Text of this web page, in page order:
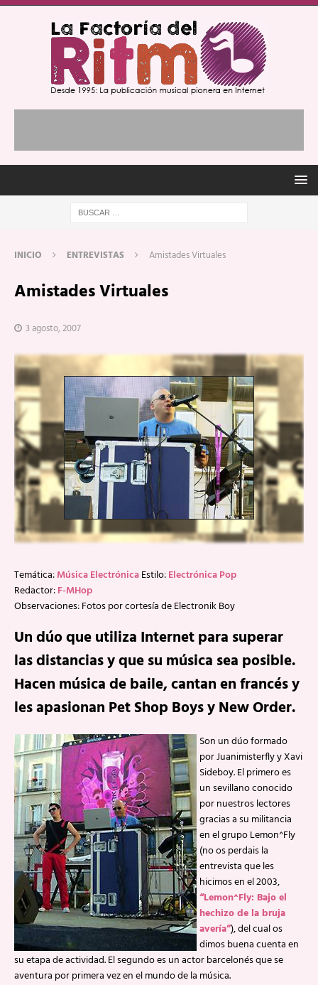
INICIO ENTREVISTAS Amistades Virtuales
Amistades Virtuales
3 agosto, 2007
Temática:Música ElectrónicaEstilo:Electrónica Pop
Redactor:F-MHop
Observaciones: Fotos por cortesía de Electronik Boy
Un dúo que utiliza Internet para superar
las distancias y que su música sea posible.
Hacen música de baile, cantan en francés y
les apasionan Pet Shop Boys y New Order.
Son un dúo formado
por Juanimisterfly y Xavi
Sideboy. El primero es
un sevillano conocido
por nuestros lectores
gracias a su militancia
en el grupo Lemon^Fly
(no os perdais la
entrevista que les
hicimos en el 2003,
“Lemon^Fly: Bajo el
hechizo de la bruja
avería”), del cual os
dimos buena cuenta en
su etapa de actividad. El segundo es un actor barcelonés que se
aventura por primera vez en el mundo de la música.